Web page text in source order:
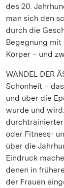
des 20.
man sich den
durch die
Begegnung
Körper – und
WANDEL DER
Schönheit –
und über die
wurde und
oder Fitness-
über die
Eindruck
denen in
der Frauen